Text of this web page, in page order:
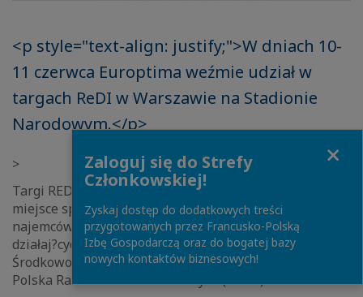
<p style="text-align: justify;">W dniach 10-
11 czerwca Europtima weźmie udział w
targach ReDI w Warszawie na Stadionie
Narodowym.</p>
>
Targi REDI (Retail Destination Initiative) to europejskie
miejsce spotkań i rozmów przedstawicieli miast,
najemców, deweloperów oraz instytucji finansowych
działaj?cych i rozwijaj?cych się na rynku Europy
Środkowo-Wschodniej. Organizatorem wydarzenia jest
Polska Rada Centrów Handlowych (PRCH).
Zaloguj się do Strefy
Członkowskiej!
Zyskaj dostęp do dodatkowych treści
przygotowanych przez Francusko-Polską
Izbę Gospodarczą oraz do bogatej bazy
nowych kontaktów biznesowych!